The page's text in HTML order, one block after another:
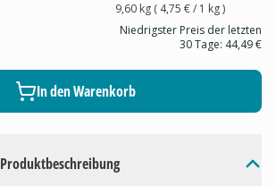
Produktbeschreibung
9,60 kg( 4,75 €/ 1 kg)
Niedrigster Preis der letzten
30 Tage: 44,49 €
In den Warenkorb